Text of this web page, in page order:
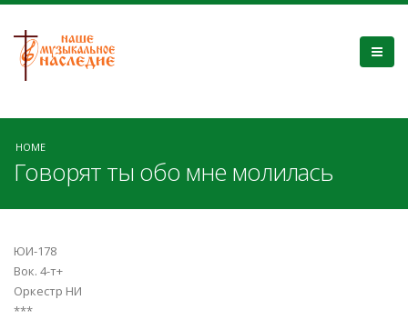
HOME
Говорят ты обо мне молилась
ЮИ-178
Вок. 4-т+
Оркестр НИ
***